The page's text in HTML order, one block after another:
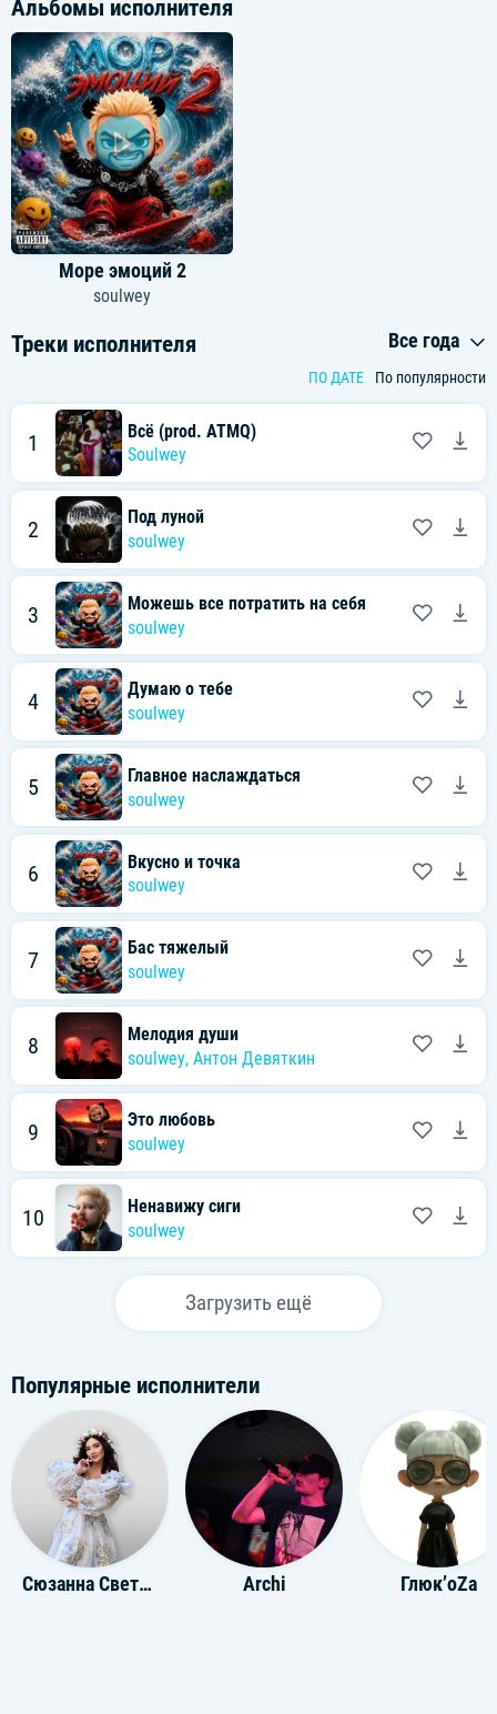
Альбомы исполнителя
Море эмоций 2
soulwey
Треки исполнителя Все года
ПО ДАТЕ По популярности
1
Всё (prod. ATMQ)
Soulwey
2
Под луной
soulwey
3
Можешь все потратить на себя
soulwey
4
Думаю о тебе
soulwey
5
Главное наслаждаться
soulwey
6
Вкусно и точка
soulwey
7
Бас тяжелый
soulwey
8
Мелодия души
soulwey, Антон Девяткин
9
Это любовь
soulwey
10
Ненавижу сиги
soulwey
Загрузить ещё
Популярные исполнители
Сюзанна Светличная Archi Глюк’oZa